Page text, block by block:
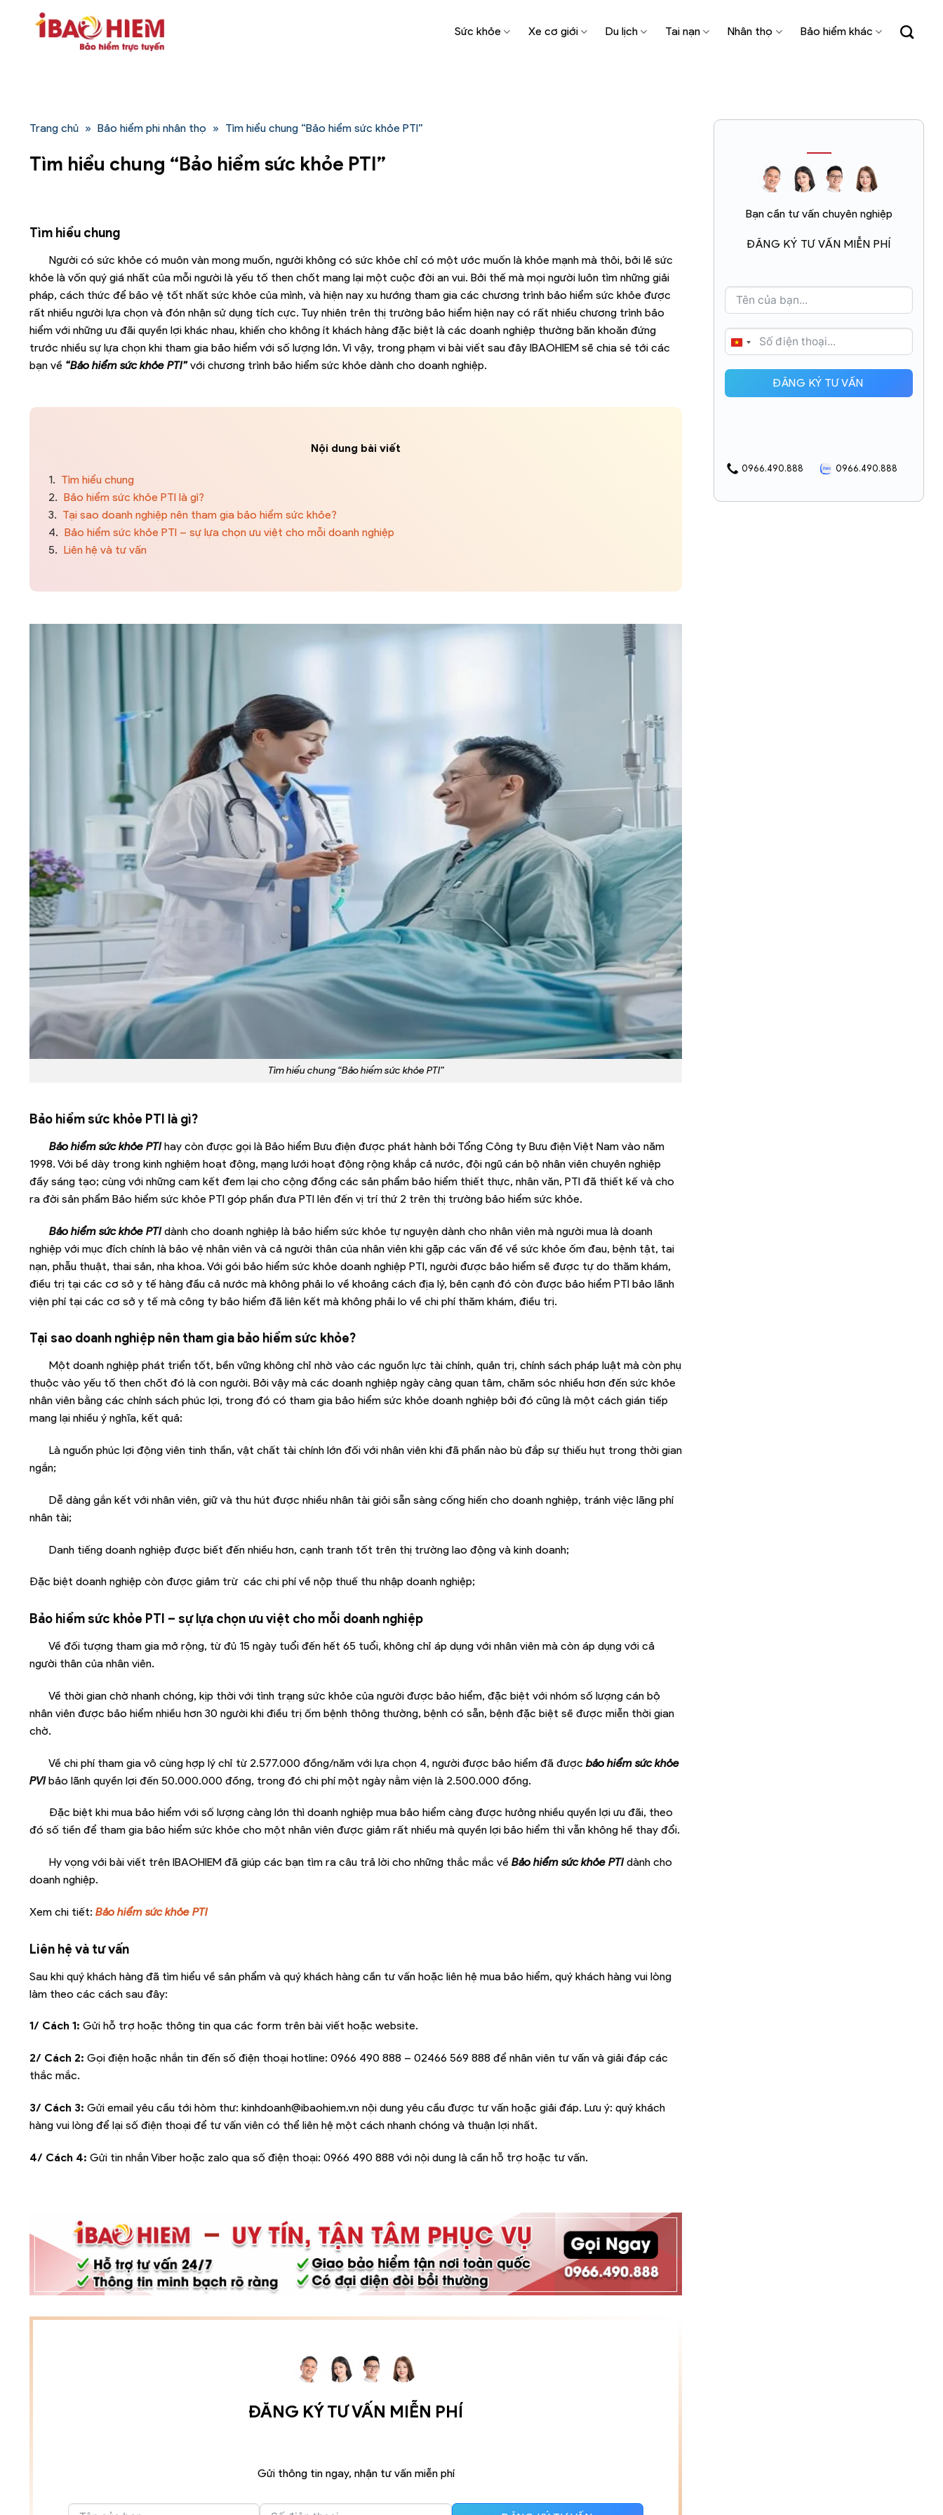
Sức khỏe Xe cơ giới Du lịch Tai nạn Nhân thọ Bảo hiểm khác
Trang chủ » Bảo hiểm phi nhân thọ » Tìm hiểu chung “Bảo hiểm sức khỏe PTI”
Tìm hiểu chung “Bảo hiểm sức khỏe PTI”
Tìm hiểu chung
Người có sức khỏe có muôn vàn mong muốn, người không có sức khỏe chỉ có một ước muốn là khỏe mạnh mà thôi, bởi lẽ sức
khỏe là vốn quý giá nhất của mỗi người là yếu tố then chốt mang lại một cuộc đời an vui. Bởi thế mà mọi người luôn tìm những giải
pháp, cách thức để bảo vệ tốt nhất sức khỏe của mình, và hiện nay xu hướng tham gia các chương trình bảo hiểm sức khỏe được
rất nhiều người lựa chọn và đón nhận sử dụng tích cực. Tuy nhiên trên thị trường bảo hiểm hiện nay có rất nhiều chương trình bảo
hiểm với những ưu đãi quyền lợi khác nhau, khiến cho không ít khách hàng đặc biệt là các doanh nghiệp thường băn khoăn đứng
trước nhiều sự lựa chọn khi tham gia bảo hiểm với số lượng lớn. Vì vậy, trong phạm vi bài viết sau đây IBAOHIEM sẽ chia sẻ tới các
bạn về “Bảo hiểm sức khỏe PTI”với chương trình bảo hiểm sức khỏe dành cho doanh nghiệp.
Nội dung bài viết
1. Tìm hiểu chung
2. Bảo hiểm sức khỏe PTI là gì?
3. Tại sao doanh nghiệp nên tham gia bảo hiểm sức khỏe?
4. Bảo hiểm sức khỏe PTI – sự lựa chọn ưu việt cho mỗi doanh nghiệp
5. Liên hệ và tư vấn
Tìm hiểu chung “Bảo hiểm sức khỏe PTI”
Bảo hiểm sức khỏe PTI là gì?
Bảo hiểm sức khỏe PTIhay còn được gọi là Bảo hiểm Bưu điện được phát hành bởi Tổng Công ty Bưu điện Việt Nam vào năm
1998. Với bề dày trong kinh nghiệm hoạt động, mạng lưới hoạt động rộng khắp cả nước, đội ngũ cán bộ nhân viên chuyên nghiệp
đầy sáng tạo; cùng với những cam kết đem lại cho cộng đồng các sản phẩm bảo hiểm thiết thực, nhân văn, PTI đã thiết kế và cho
ra đời sản phẩm Bảo hiểm sức khỏe PTI góp phần đưa PTI lên đến vị trí thứ 2 trên thị trường bảo hiểm sức khỏe.
Bảo hiểm sức khỏe PTIdành cho doanh nghiệp là bảo hiểm sức khỏe tự nguyện dành cho nhân viên mà người mua là doanh
nghiệp với mục đích chính là bảo vệ nhân viên và cả người thân của nhân viên khi gặp các vấn đề về sức khỏe ốm đau, bệnh tật, tai
nạn, phẫu thuật, thai sản, nha khoa. Với gói bảo hiểm sức khỏe doanh nghiệp PTI, người được bảo hiểm sẽ được tự do thăm khám,
điều trị tại các cơ sở y tế hàng đầu cả nước mà không phải lo về khoảng cách địa lý, bên cạnh đó còn được bảo hiểm PTI bảo lãnh
viện phí tại các cơ sở y tế mà công ty bảo hiểm đã liên kết mà không phải lo về chi phí thăm khám, điều trị.
Tại sao doanh nghiệp nên tham gia bảo hiểm sức khỏe?
Một doanh nghiệp phát triển tốt, bền vững không chỉ nhờ vào các nguồn lực tài chính, quản trị, chính sách pháp luật mà còn phụ
thuộc vào yếu tố then chốt đó là con người. Bởi vậy mà các doanh nghiệp ngày càng quan tâm, chăm sóc nhiều hơn đến sức khỏe
nhân viên bằng các chính sách phúc lợi, trong đó có tham gia bảo hiểm sức khỏe doanh nghiệp bởi đó cũng là một cách gián tiếp
mang lại nhiều ý nghĩa, kết quả:
Là nguồn phúc lợi động viên tinh thần, vật chất tài chính lớn đối với nhân viên khi đã phần nào bù đắp sự thiếu hụt trong thời gian
ngắn;
Dễ dàng gắn kết với nhân viên, giữ và thu hút được nhiều nhân tài giỏi sẵn sàng cống hiến cho doanh nghiệp, tránh việc lãng phí
nhân tài;
Danh tiếng doanh nghiệp được biết đến nhiều hơn, cạnh tranh tốt trên thị trường lao động và kinh doanh;
Đặc biệt doanh nghiệp còn được giảm trừ các chi phí về nộp thuế thu nhập doanh nghiệp;
Bảo hiểm sức khỏe PTI – sự lựa chọn ưu việt cho mỗi doanh nghiệp
Về đối tượng tham gia mở rộng, từ đủ 15 ngày tuổi đến hết 65 tuổi, không chỉ áp dụng với nhân viên mà còn áp dụng với cả
người thân của nhân viên.
Về thời gian chờ nhanh chóng, kịp thời với tình trạng sức khỏe của người được bảo hiểm, đặc biệt với nhóm số lượng cán bộ
nhân viên được bảo hiểm nhiều hơn 30 người khi điều trị ốm bệnh thông thường, bệnh có sẵn, bệnh đặc biệt sẽ được miễn thời gian
chờ.
Về chi phí tham gia vô cùng hợp lý chỉ từ 2.577.000 đồng/năm với lựa chọn 4, người được bảo hiểm đã được bảo hiểm sức khỏe
PVIbảo lãnh quyền lợi đến 50.000.000 đồng, trong đó chi phí một ngày nằm viện là 2.500.000 đồng.
Đặc biệt khi mua bảo hiểm với số lượng càng lớn thì doanh nghiệp mua bảo hiểm càng được hưởng nhiều quyền lợi ưu đãi, theo
đó số tiền để tham gia bảo hiểm sức khỏe cho một nhân viên được giảm rất nhiều mà quyền lợi bảo hiểm thì vẫn không hề thay đổi.
Hy vọng với bài viết trên IBAOHIEM đã giúp các bạn tìm ra câu trả lời cho những thắc mắc về Bảo hiểm sức khỏe PTIdành cho
doanh nghiệp.
Xem chi tiết: Bảo hiểm sức khỏe PTI
Liên hệ và tư vấn
Sau khi quý khách hàng đã tìm hiểu về sản phẩm và quý khách hàng cần tư vấn hoặc liên hệ mua bảo hiểm, quý khách hàng vui lòng
làm theo các cách sau đây:
1/ Cách 1: Gửi hỗ trợ hoặc thông tin qua các form trên bài viết hoặc website.
2/ Cách 2: Gọi điện hoặc nhắn tin đến số điện thoại hotline: 0966 490 888 – 02466 569 888 để nhân viên tư vấn và giải đáp các
thắc mắc.
3/ Cách 3: Gửi email yêu cầu tới hòm thư: kinhdoanh@ibaohiem.vn nội dung yêu cầu được tư vấn hoặc giải đáp. Lưu ý: quý khách
hàng vui lòng để lại số điện thoại để tư vấn viên có thể liên hệ một cách nhanh chóng và thuận lợi nhất.
4/ Cách 4: Gửi tin nhắn Viber hoặc zalo qua số điện thoại: 0966 490 888 với nội dung là cần hỗ trợ hoặc tư vấn.
ĐĂNG KÝ TƯ VẤN MIỄN PHÍ
Gửi thông tin ngay, nhận tư vấn miễn phí
Bạn cần tư vấn chuyên nghiệp
ĐĂNG KÝ TƯ VẤN MIỄN PHÍ
VIETNAM
ĐĂNG KÝ TƯ VẤN
0966.490.888 0966.490.888